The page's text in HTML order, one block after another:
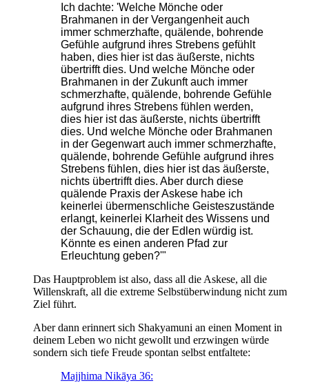
Ich dachte: 'Welche Mönche oder
Brahmanen in der Vergangenheit auch
immer schmerzhafte, quälende, bohrende
Gefühle aufgrund ihres Strebens gefühlt
haben, dies hier ist das äußerste, nichts
übertrifft dies. Und welche Mönche oder
Brahmanen in der Zukunft auch immer
schmerzhafte, quälende, bohrende Gefühle
aufgrund ihres Strebens fühlen werden,
dies hier ist das äußerste, nichts übertrifft
dies. Und welche Mönche oder Brahmanen
in der Gegenwart auch immer schmerzhafte,
quälende, bohrende Gefühle aufgrund ihres
Strebens fühlen, dies hier ist das äußerste,
nichts übertrifft dies. Aber durch diese
quälende Praxis der Askese habe ich
keinerlei übermenschliche Geisteszustände
erlangt, keinerlei Klarheit des Wissens und
der Schauung, die der Edlen würdig ist.
Könnte es einen anderen Pfad zur
Erleuchtung geben?'"
Das Hauptproblem ist also, dass all die Askese, all die
Willenskraft, all die extreme Selbstüberwindung nicht zum
Ziel führt.
Aber dann erinnert sich Shakyamuni an einen Moment in
deinem Leben wo nicht gewollt und erzwingen würde
sondern sich tiefe Freude spontan selbst entfaltete:
Majjhima Nikāya 36: